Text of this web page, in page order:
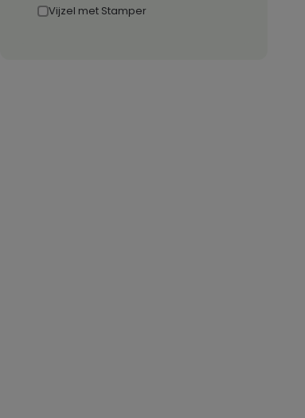
Vijzel met Stamper